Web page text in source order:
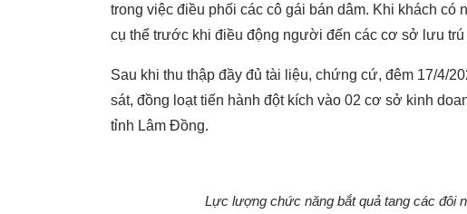
trong việc điều phối các cô gái bán dâm. Khi khách
cụ thể trước khi điều động người đến các cơ sở lưu
Sau khi thu thập đầy đủ tài liệu, chứng cứ, đêm 17/4/
sát, đồng loạt tiến hành đột kích vào 02 cơ sở kinh
tỉnh Lâm Đồng.
Lực lượng chức năng bắt quả tang các đôi